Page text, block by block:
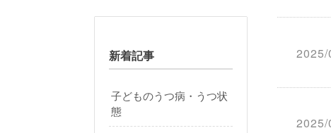
新着記事
子どものうつ病・うつ状
態
2025/
2025/